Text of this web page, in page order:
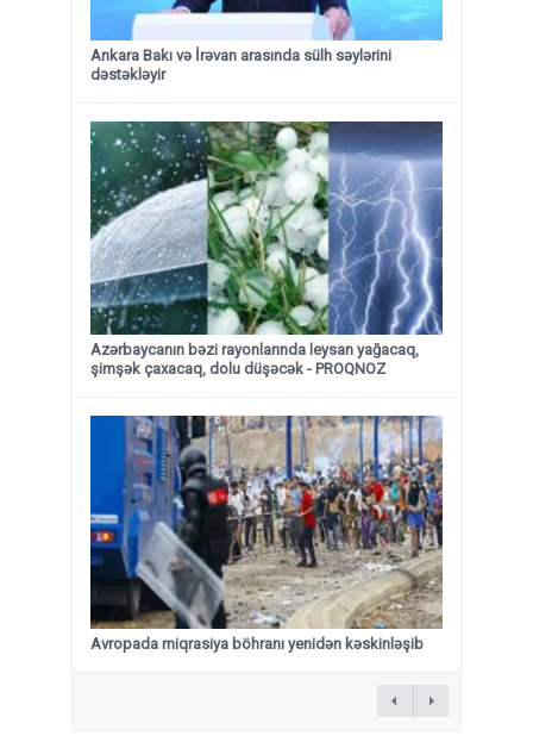
Ankara Bakı və İrəvan arasında sülh səylərini
dəstəkləyir
Azərbaycanın bəzi rayonlarında leysan yağacaq,
şimşək çaxacaq, dolu düşəcək - PROQNOZ
Avropada miqrasiya böhranı yenidən kəskinləşib